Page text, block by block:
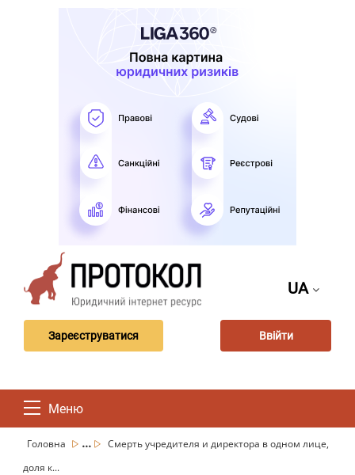
UA
Зареєструватися Ввійти
Меню
Головна ...
Смерть учредителя и директора в одном лице,
доля к...